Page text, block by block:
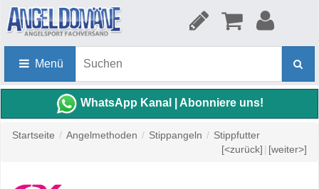
Menü
WhatsApp Kanal | Abonniere uns!
Startseite / Angelmethoden / Stippangeln / Stippfutter
[<zurück] | [weiter>]